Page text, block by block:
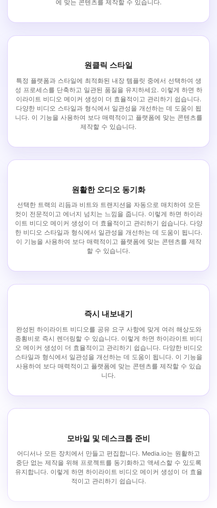
에 맞는 콘텐츠를 제작할 수 있습니다.
원클릭 스타일
특정 플랫폼과 스타일에 최적화된 내장 템플릿 중에서 선택하여 생
성 프로세스를 단축하고 일관된 품질을 유지하세요. 이렇게 하면 하
이라이트 비디오 메이커 생성이 더 효율적이고 관리하기 쉽습니다.
다양한 비디오 스타일과 형식에서 일관성을 개선하는 데 도움이 됩
니다. 이 기능을 사용하여 보다 매력적이고 플랫폼에 맞는 콘텐츠를
제작할 수 있습니다.
원활한 오디오 동기화
선택한 트랙의 리듬과 비트와 트랜지션을 자동으로 매치하여 모든
컷이 전문적이고 에너지 넘치는 느낌을 줍니다. 이렇게 하면 하이라
이트 비디오 메이커 생성이 더 효율적이고 관리하기 쉽습니다. 다양
한 비디오 스타일과 형식에서 일관성을 개선하는 데 도움이 됩니다.
이 기능을 사용하여 보다 매력적이고 플랫폼에 맞는 콘텐츠를 제작
할 수 있습니다.
즉시 내보내기
완성된 하이라이트 비디오를 공유 요구 사항에 맞게 여러 해상도와
종횡비로 즉시 렌더링할 수 있습니다. 이렇게 하면 하이라이트 비디
오 메이커 생성이 더 효율적이고 관리하기 쉽습니다. 다양한 비디오
스타일과 형식에서 일관성을 개선하는 데 도움이 됩니다. 이 기능을
사용하여 보다 매력적이고 플랫폼에 맞는 콘텐츠를 제작할 수 있습
니다.
모바일 및 데스크톱 준비
어디서나 모든 장치에서 만들고 편집합니다. Media.io는 원활하고
중단 없는 제작을 위해 프로젝트를 동기화하고 액세스할 수 있도록
유지합니다. 이렇게 하면 하이라이트 비디오 메이커 생성이 더 효율
적이고 관리하기 쉽습니다.